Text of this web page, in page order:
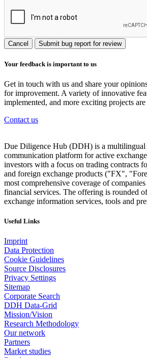
Cancel Submit bug report for review
Your feedback is important to us
Get in touch with us and share your
for improvement. A variety of innovative
implemented, and more exciting projects
Contact us
Due Diligence Hub (DDH) is a multilingual
communication platform for active
investors with a focus on trading contracts
and foreign exchange products ("FX",
most comprehensive coverage of
financial services. The offering is rounded
exchange information services, tools and
Useful Links
Imprint
Data Protection
Cookie Guidelines
Source Disclosures
Privacy Settings
Sitemap
Corporate Search
DDH Data-Grid
Mission/Vision
Research Methodology
Our network
Partners
Market studies